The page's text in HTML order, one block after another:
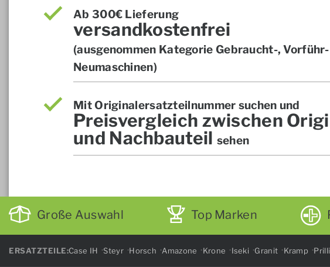
Ab 300€ Lieferung
versandkostenfrei
(ausgenommen Kategorie Gebraucht-,
Neumaschinen)
Mit Originalersatzteilnummer suchen und
Preisvergleich zwischen
und Nachbauteil sehen
Große Auswahl Top Marken
ERSATZTEILE:Case IH Steyr Horsch Amazone Krone Iseki Granit Kramp